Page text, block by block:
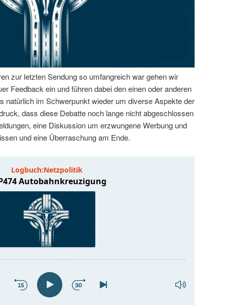
zur letzten Sendung so umfangreich war gehen wir
Feedback ein und führen dabei den einen oder anderen
natürlich im Schwerpunkt wieder um diverse Aspekte der
dass diese Debatte noch lange nicht abgeschlossen
eine Diskussion um erzwungene Werbung und
und eine Überraschung am Ende.